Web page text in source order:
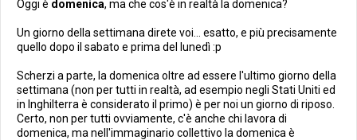
Oggi è domenica, ma che cos'è in realtà la domenica?
Un giorno della settimana direte voi... esatto, e più precisamente
quello dopo il sabato e prima del lunedì :p
Scherzi a parte, la domenica oltre ad essere l'ultimo giorno della
settimana (non per tutti in realtà, ad esempio negli Stati Uniti ed
in Inghilterra è considerato il primo) è per noi un giorno di riposo.
Certo, non per tutti ovviamente, c'è anche chi lavora di
domenica, ma nell'immaginario collettivo la domenica è